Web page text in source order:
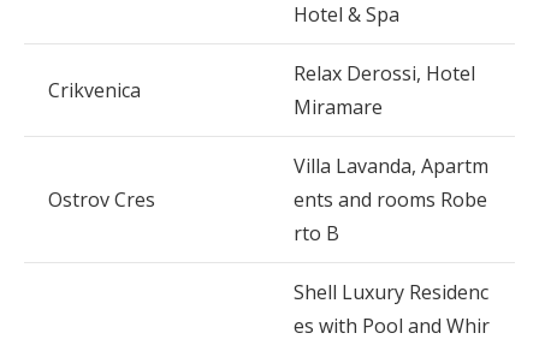
Hotel & Spa
Crikvenica
Relax Derossi, Hotel
Miramare
Ostrov Cres
Villa Lavanda, Apartm
ents and rooms Robe
rto B
Shell Luxury Residenc
es with Pool and Whir